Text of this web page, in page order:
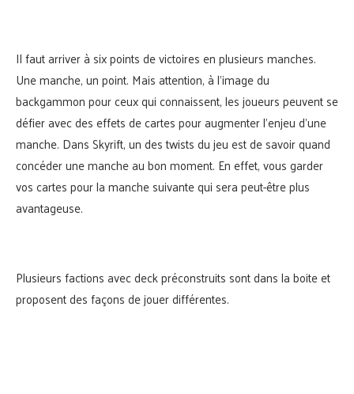
Il faut arriver à six points de victoires en plusieurs manches.
Une manche, un point. Mais attention, à l’image du
backgammon pour ceux qui connaissent, les joueurs peuvent se
défier avec des effets de cartes pour augmenter l’enjeu d’une
manche. Dans Skyrift, un des twists du jeu est de savoir quand
concéder une manche au bon moment. En effet, vous garder
vos cartes pour la manche suivante qui sera peut-être plus
avantageuse.
Plusieurs factions avec deck préconstruits sont dans la boite et
proposent des façons de jouer différentes.